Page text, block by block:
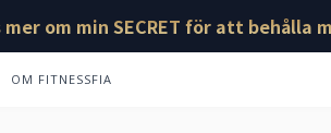
mer om min SECRET för att
OM FITNESSFIA